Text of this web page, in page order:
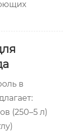
в
(250–5 л)